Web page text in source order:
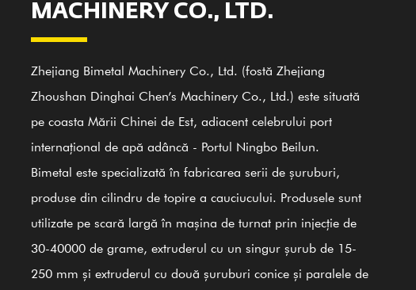
36000
㎡
Zona de constructie
25000
㎡
Zona atelierului
100+ 20
MACHINERY CO., LTD.
Zhejiang Bimetal Machinery Co., Ltd. (fostă Zhejiang
Zhoushan Dinghai Chen’s Machinery Co., Ltd.) este situată
pe coasta Mării Chinei de Est, adiacent celebrului port
internațional de apă adâncă - Portul Ningbo Beilun.
Bimetal este specializată în fabricarea serii de șuruburi,
produse din cilindru de topire a cauciucului. Produsele sunt
utilizate pe scară largă în mașina de turnat prin injecție de
30-40000 de grame, extruderul cu un singur șurub de 15-
250 mm și extruderul cu două șuruburi conice și paralele de